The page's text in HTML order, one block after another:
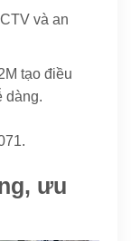
và an
tạo điều
dàng.
ưu